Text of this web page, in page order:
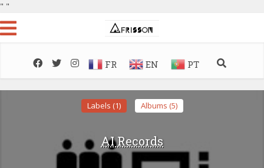
" "
FR EN PT
Labels (1) Albums (5)
AI Records